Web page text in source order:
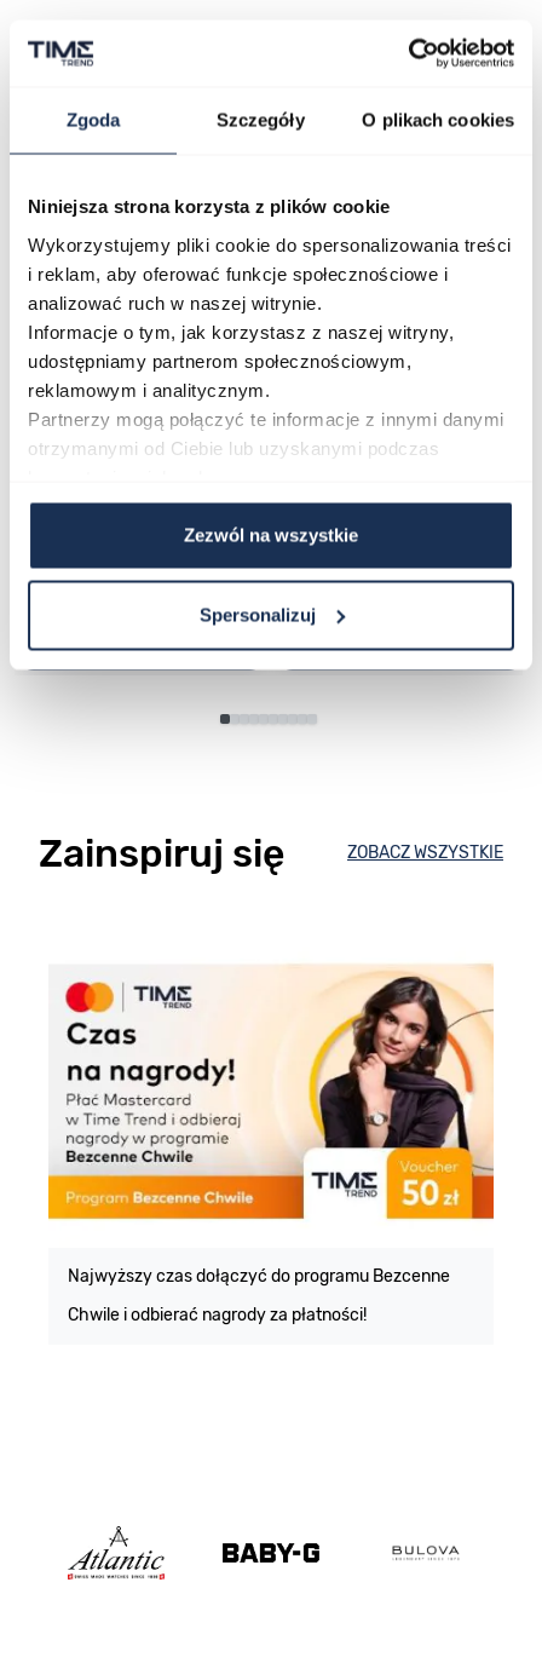
Zgoda Szczegóły O plikach cookies
Niniejsza strona korzysta z plików cookie
Wykorzystujemy pliki cookie do spersonalizowania treści
i reklam, aby oferować funkcje społecznościowe i
analizować ruch w naszej witrynie.
Informacje o tym, jak korzystasz z naszej witryny,
udostępniamy partnerom społecznościowym,
reklamowym i analitycznym.
Partnerzy mogą połączyć te informacje z innymi danymi
otrzymanymi od Ciebie lub uzyskanymi podczas
Zezwól na wszystkie
Spersonalizuj
CASIO Sport AE-1200WHD-
1AVEF
Do koszyka
Casio Sport AQ-230GA-
9DMQYES
Do koszyka
Zainspiruj się ZOBACZ WSZYSTKIE
Najwyższy czas dołączyć do programu Bezcenne
Chwile i odbierać nagrody za płatności!